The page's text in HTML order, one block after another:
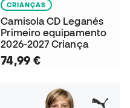
CRIANÇAS
Camisola CD Leganés
Primeiro equipamento
2026-2027 Criança
74,99 €